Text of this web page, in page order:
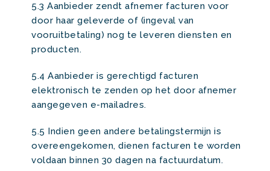
5.3 Aanbieder zendt afnemer facturen voor
door haar geleverde of (ingeval van
vooruitbetaling) nog te leveren diensten en
producten.
5.4 Aanbieder is gerechtigd facturen
elektronisch te zenden op het door afnemer
aangegeven e-mailadres.
5.5 Indien geen andere betalingstermijn is
overeengekomen, dienen facturen te worden
voldaan binnen 30 dagen na factuurdatum.